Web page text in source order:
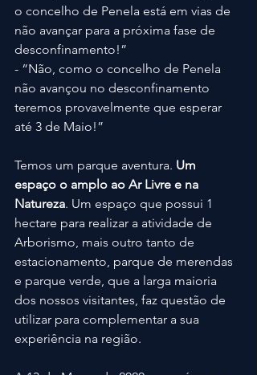
o concelho de Penela está em vias de
não avançar para a próxima fase de
desconfinamento!”
- “Não, como o concelho de Penela
não avançou no desconfinamento
teremos provavelmente que esperar
até 3 de Maio!”
Temos um parque aventura. Um
espaço o amplo ao Ar Livre e na
Natureza. Um espaço que possui 1
hectare para realizar a atividade de
Arborismo, mais outro tanto de
estacionamento, parque de merendas
e parque verde, que a larga maioria
dos nossos visitantes, faz questão de
utilizar para complementar a sua
experiência na região.